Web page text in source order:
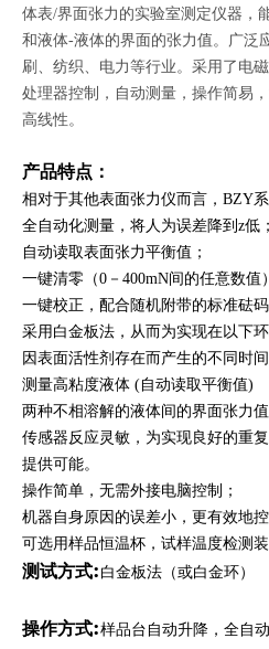
体表/界面张力的实验室测定仪器，
和液体-液体的界面的张力值。广泛
刷、纺织、电力等行业。采用了电
处理器控制，自动测量，操作简易
高线性。
产品特点：
相对于其他表面张力仪而言，BZY
全自动化测量，将人为误差降到z低；
自动读取表面张力平衡值；
一键清零（0－400mN间的任意数值
一键校正，配合随机附带的标准砝码
采用白金板法，从而为实现在以下
因表面活性剂存在而产生的不同时
测量高粘度液体 (自动读取平衡值)
两种不相溶解的液体间的界面张力
传感器反应灵敏，为实现良好的重
提供可能。
操作简单，无需外接电脑控制；
机器自身原因的误差小，更有效地
可选用样品恒温杯，试样温度检测装
测试方式: 白金板法（或白金环）
操作方式:样品台自动升降，全自